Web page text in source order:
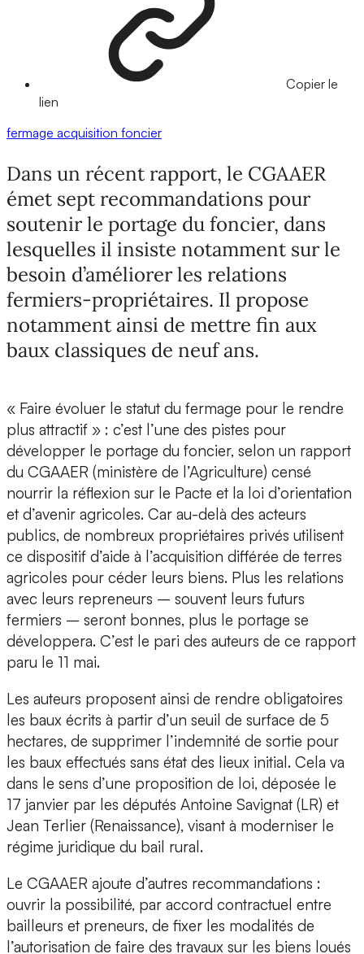
Copier le
lien
fermage acquisition foncier
Dans un récent rapport, le CGAAER
émet sept recommandations pour
soutenir le portage du foncier, dans
lesquelles il insiste notamment sur le
besoin d’améliorer les relations
fermiers-propriétaires. Il propose
notamment ainsi de mettre fin aux
baux classiques de neuf ans.
« Faire évoluer le statut du fermage pour le rendre
plus attractif » : c’est l’une des pistes pour
développer le portage du foncier, selon un rapport
du CGAAER (ministère de l’Agriculture) censé
nourrir la réflexion sur le Pacte et la loi d’orientation
et d’avenir agricoles. Car au-delà des acteurs
publics, de nombreux propriétaires privés utilisent
ce dispositif d’aide à l’acquisition différée de terres
agricoles pour céder leurs biens. Plus les relations
avec leurs repreneurs – souvent leurs futurs
fermiers – seront bonnes, plus le portage se
développera. C’est le pari des auteurs de ce rapport
paru le 11 mai.
Les auteurs proposent ainsi de rendre obligatoires
les baux écrits à partir d’un seuil de surface de 5
hectares, de supprimer l’indemnité de sortie pour
les baux effectués sans état des lieux initial. Cela va
dans le sens d’une proposition de loi, déposée le
17 janvier par les députés Antoine Savignat (LR) et
Jean Terlier (Renaissance), visant à moderniser le
régime juridique du bail rural.
Le CGAAER ajoute d’autres recommandations :
ouvrir la possibilité, par accord contractuel entre
bailleurs et preneurs, de fixer les modalités de
l’autorisation de faire des travaux sur les biens loués